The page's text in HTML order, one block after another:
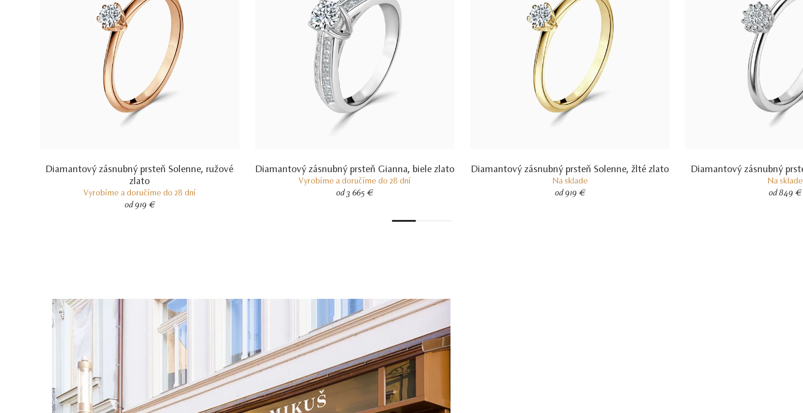
Diamantový zásnubný prsteň Solenne, ružové
zlato
Vyrobíme a doručíme do 28 dní
od 919 €
Diamantový zásnubný prsteň Gianna, biele zlato
Vyrobíme a doručíme do 28 dní
od 3 665 €
Diamantový zásnubný prsteň Solenne, žlté zlato
Na sklade
od 919 €
Diamantový zásnubný
Na sklade
od 849 €